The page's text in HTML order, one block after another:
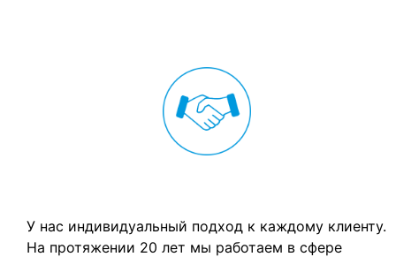
У нас индивидуальный подход к каждому клиенту.
На протяжении 20 лет мы работаем в сфере